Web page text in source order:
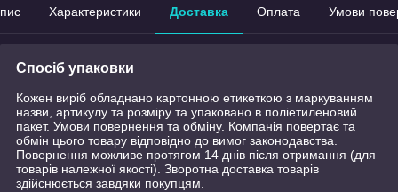
Характеристики Доставка Оплата Умови
Спосіб упаковки
Кожен виріб обладнано картонною етикеткою з маркуванням
назви, артикулу та розміру та упаковано в поліетиленовий
пакет. Умови повернення та обміну. Компанія повертає та
обмін цього товару відповідно до вимог законодавства.
Повернення можливе протягом 14 днів після отримання (для
товарів належної якості). Зворотна доставка товарів
здійснюється завдяки покупцям.